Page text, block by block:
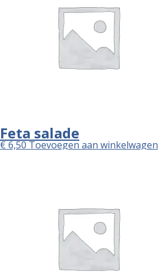
Feta salade
€6,50Toevoegen aan winkelwagen